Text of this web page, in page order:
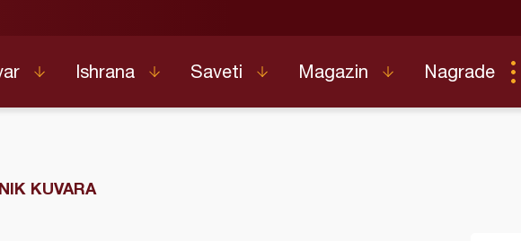
Ishrana Saveti Magazin Nagrade
KUVARA